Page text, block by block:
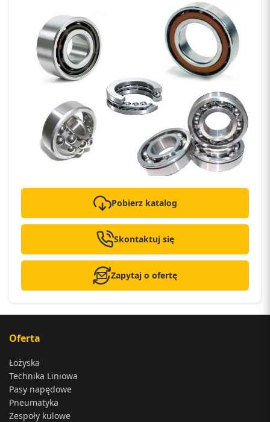
Pobierz katalog
Skontaktuj się
Zapytaj o ofertę
Oferta
Łożyska
Technika Liniowa
Pasy napędowe
Pneumatyka
Zespoły kulowe